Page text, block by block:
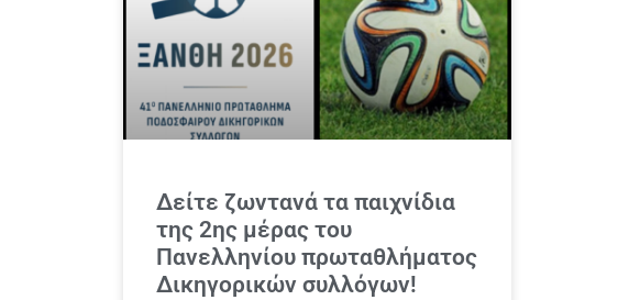
Δείτε ζωντανά τα παιχνίδια
της 2ης μέρας του
Πανελληνίου πρωταθλήματος
Δικηγορικών συλλόγων!